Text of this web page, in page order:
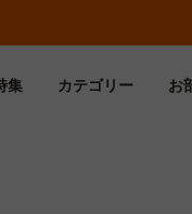
集 カテゴリー お